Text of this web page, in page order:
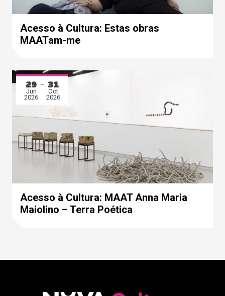
Acesso à Cultura: Estas obras
MAATam-me
29
Jun
2026
31
Oct
2026
Acesso à Cultura: MAAT Anna Maria
Maiolino – Terra Poética